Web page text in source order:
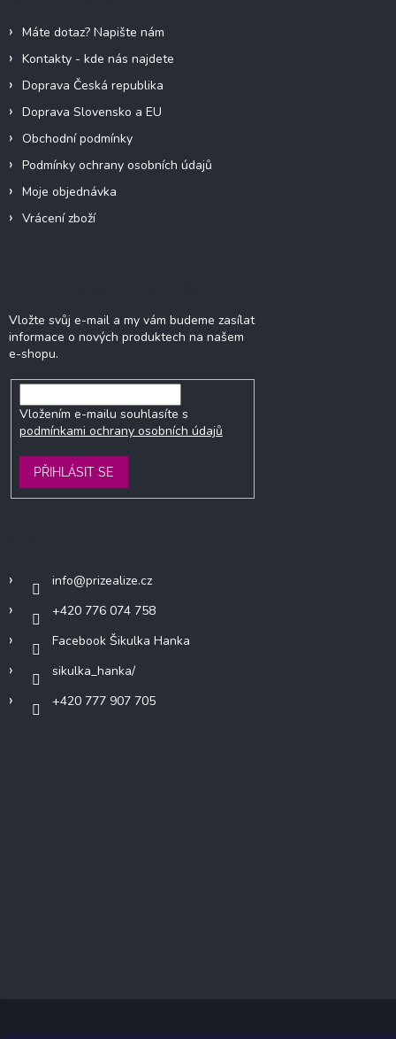
Máte dotaz? Napište nám
Kontakty - kde nás najdete
Doprava Česká republika
Doprava Slovensko a EU
Obchodní podmínky
Podmínky ochrany osobních údajů
Moje objednávka
Vrácení zboží
Vložte svůj e-mail a my vám budeme zasílat
informace o nových produktech na našem
e-shopu.
Vložením e-mailu souhlasíte s
podmínkami ochrany osobních údajů
PŘIHLÁSIT SE
info@prizealize.cz
+420 776 074 758
Facebook Šikulka Hanka
sikulka_hanka/
+420 777 907 705